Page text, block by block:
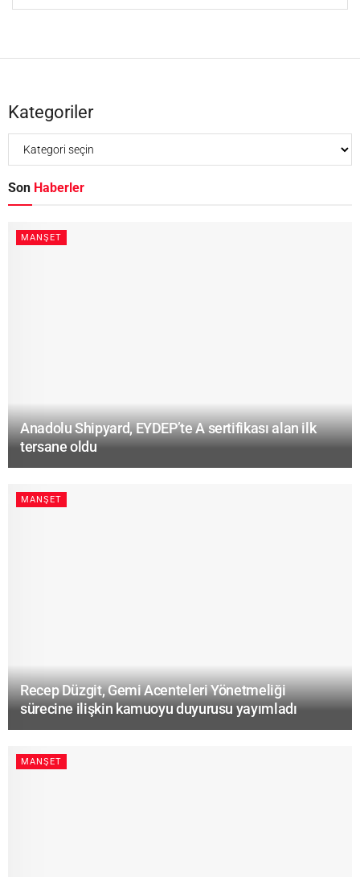
Kategoriler
Son Haberler
MANŞET
Anadolu Shipyard, EYDEP’te A sertifikası alan ilk
tersane oldu
MANŞET
Recep Düzgit, Gemi Acenteleri Yönetmeliği
sürecine ilişkin kamuoyu duyurusu yayımladı
MANŞET